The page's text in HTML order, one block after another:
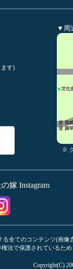
す)
▼周
※
嫁 Instagram
る全てのコンテンツ(画
権法で保護されているた
Copyright(C)